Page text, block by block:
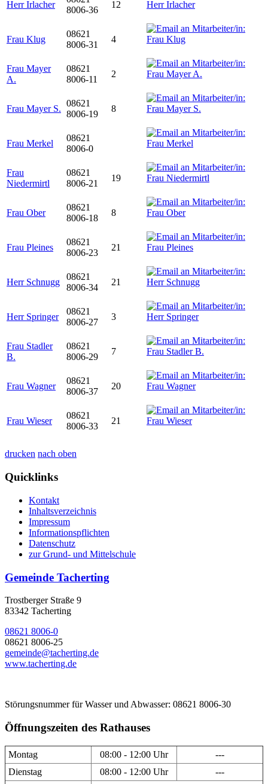
Herr Irlacher
8006-36
12
Frau Klug
08621
8006-31
4
Frau Mayer
A.
08621
8006-11
2
Frau Mayer S.
08621
8006-19
8
Frau Merkel
08621
8006-0
Frau
Niedermirtl
08621
8006-21
19
Frau Ober
08621
8006-18
8
Frau Pleines
08621
8006-23
21
Herr Schnugg
08621
8006-34
21
Herr Springer
08621
8006-27
3
Frau Stadler
B.
08621
8006-29
7
Frau Wagner
08621
8006-37
20
Frau Wieser
08621
8006-33
21
drucken nach oben
Quicklinks
Kontakt
Inhaltsverzeichnis
Impressum
Informationspflichten
Datenschutz
zur Grund- und Mittelschule
Gemeinde Tacherting
Trostberger Straße 9
83342 Tacherting
08621 8006-0
08621 8006-25
gemeinde@tacherting.de
www.tacherting.de
Störungsnummer für Wasser und Abwasser: 08621 8006-30
Öffnungszeiten des Rathauses
Montag 08:00 - 12:00 Uhr
---
Dienstag
08:00 - 12:00 Uhr ---